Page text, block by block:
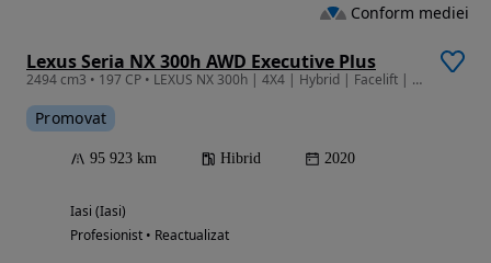
Lexus Seria NX 300h AWD Executive Plus
2494 cm3 • 197 CP • LEXUS NX 300h | 4X4 | Hybrid | Facelift | Garantie 4 ani | Finantare |
Promovat
95 923 km Hibrid 2020
Iasi (Iasi)
Profesionist • Reactualizat
Conform mediei